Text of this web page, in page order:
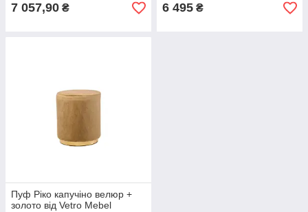
7 057,90 ₴ 6 495 ₴
Пуф Ріко капучіно велюр +
золото від Vetro Mebel